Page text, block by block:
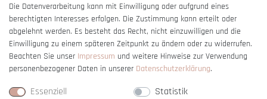
Vertrag widerrufen
Die Datenverarbeitung kann mit Einwilligung oder aufgrund eines
berechtigten Interesses erfolgen. Die Zustimmung kann erteilt oder
abgelehnt werden. Es besteht das Recht, nicht einzuwilligen und die
Einwilligung zu einem späteren Zeitpunkt zu ändern oder zu widerrufen.
Beachten Sie unser Impressum und weitere Hinweise zur Verwendung
personenbezogener Daten in unserer Daten­schutz­erklärung.
Essenziell
Statistik